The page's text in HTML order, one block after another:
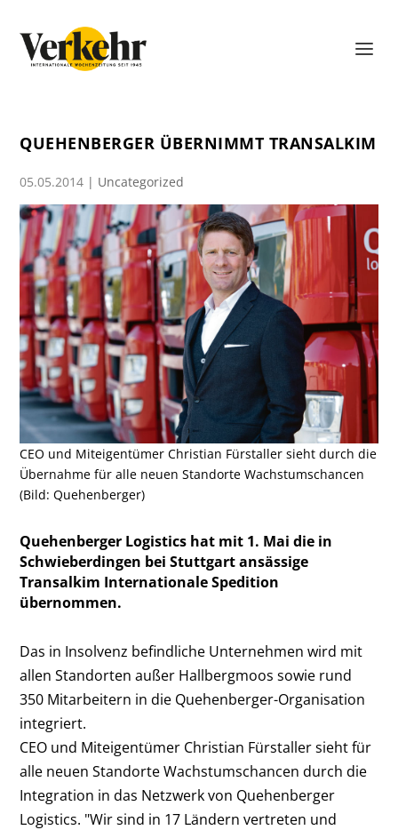
QUEHENBERGER ÜBERNIMMT TRANSALKIM
05.05.2014 | Uncategorized
CEO und Miteigentümer Christian Fürstaller sieht durch die
Übernahme für alle neuen Standorte Wachstumschancen
(Bild: Quehenberger)
Quehenberger Logistics hat mit 1. Mai die in
Schwieberdingen bei Stuttgart ansässige
Transalkim Internationale Spedition
übernommen.
Das in Insolvenz befindliche Unternehmen wird mit
allen Standorten außer Hallbergmoos sowie rund
350 Mitarbeitern in die Quehenberger-Organisation
integriert.
CEO und Miteigentümer Christian Fürstaller sieht für
alle neuen Standorte Wachstumschancen durch die
Integration in das Netzwerk von Quehenberger
Logistics. "Wir sind in 17 Ländern vertreten und